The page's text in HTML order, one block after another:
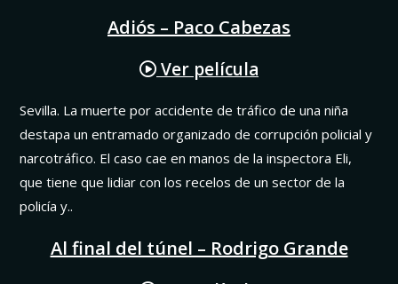
Adiós – Paco Cabezas
Ver película
Sevilla. La muerte por accidente de tráfico de una niña
destapa un entramado organizado de corrupción policial y
narcotráfico. El caso cae en manos de la inspectora Eli,
que tiene que lidiar con los recelos de un sector de la
policía y..
Al final del túnel – Rodrigo Grande